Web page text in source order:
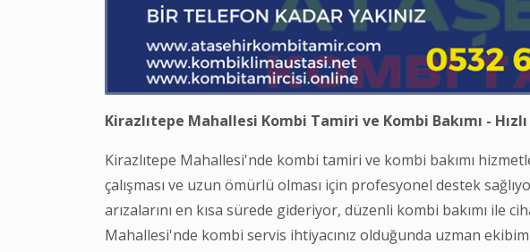
Kirazlıtepe Mahallesi Kombi Tamiri ve Kombi Bakımı -
Kirazlıtepe Mahallesi'nde kombi tamiri ve kombi bakımı
çalışması ve uzun ömürlü olması için profesyonel destek
arızalarını en kısa sürede gideriyor, düzenli kombi bakımı ile
Mahallesi'nde kombi servis ihtiyacınız olduğunda uzman